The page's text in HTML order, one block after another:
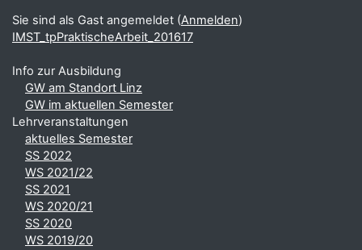
Sie sind als Gast angemeldet (Anmelden)
IMST_tpPraktischeArbeit_201617
Info zur Ausbildung
GW am Standort Linz
GW im aktuellen Semester
Lehrveranstaltungen
aktuelles Semester
SS 2022
WS 2021/22
SS 2021
WS 2020/21
SS 2020
WS 2019/20